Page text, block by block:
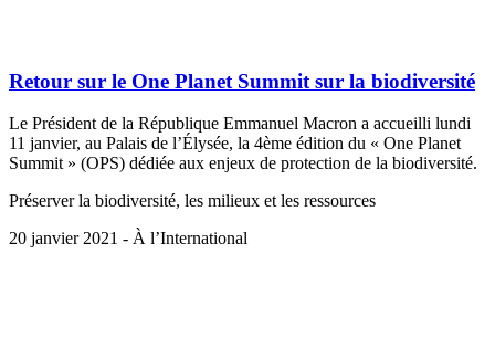
Retour sur le One Planet Summit sur la biodiversité
Le Président de la République Emmanuel Macron a accueilli lundi
11 janvier, au Palais de l’Élysée, la 4ème édition du « One Planet
Summit » (OPS) dédiée aux enjeux de protection de la biodiversité.
Préserver la biodiversité, les milieux et les ressources
20 janvier 2021 - À l’International